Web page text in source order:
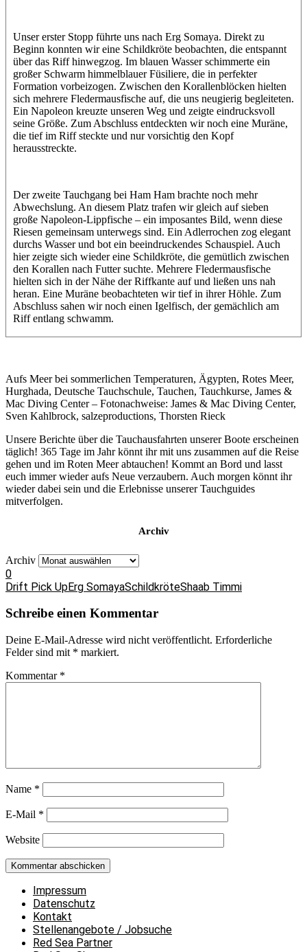
Unser erster Stopp führte uns nach Erg Somaya. Direkt zu
Beginn konnten wir eine Schildkröte beobachten, die entspannt
über das Riff hinwegzog. Im blauen Wasser schimmerte ein
großer Schwarm himmelblauer Füsiliere, die in perfekter
Formation vorbeizogen. Zwischen den Korallenblöcken hielten
sich mehrere Fledermausfische auf, die uns neugierig begleiteten.
Ein Napoleon kreuzte unseren Weg und zeigte eindrucksvoll
seine Größe. Zum Abschluss entdeckten wir noch eine Muräne,
die tief im Riff steckte und nur vorsichtig den Kopf
herausstreckte.
Der zweite Tauchgang bei Ham Ham brachte noch mehr
Abwechslung. An diesem Platz trafen wir gleich auf sieben
große Napoleon-Lippfische – ein imposantes Bild, wenn diese
Riesen gemeinsam unterwegs sind. Ein Adlerrochen zog elegant
durchs Wasser und bot ein beeindruckendes Schauspiel. Auch
hier zeigte sich wieder eine Schildkröte, die gemütlich zwischen
den Korallen nach Futter suchte. Mehrere Fledermausfische
hielten sich in der Nähe der Riffkante auf und ließen uns nah
heran. Eine Muräne beobachteten wir tief in ihrer Höhle. Zum
Abschluss sahen wir noch einen Igelfisch, der gemächlich am
Riff entlang schwamm.
Aufs Meer bei sommerlichen Temperaturen, Ägypten, Rotes Meer,
Hurghada, Deutsche Tauchschule, Tauchen, Tauchkurse, James &
Mac Diving Center – Fotonachweise: James & Mac Diving Center,
Sven Kahlbrock, salzeproductions, Thorsten Rieck
Unsere Berichte über die Tauchausfahrten unserer Boote erscheinen
täglich! 365 Tage im Jahr könnt ihr mit uns zusammen auf die Reise
gehen und im Roten Meer abtauchen! Kommt an Bord und lasst
euch immer wieder aufs Neue verzaubern. Auch morgen könnt ihr
wieder dabei sein und die Erlebnisse unserer Tauchguides
mitverfolgen.
Archiv
Archiv
0
Drift Pick UpErg SomayaSchildkröteShaab Timmi
Schreibe einen Kommentar
Deine E-Mail-Adresse wird nicht veröffentlicht. Erforderliche
Felder sind mit * markiert.
Kommentar *
Name *
E-Mail *
Website
Impressum
Datenschutz
Kontakt
Stellenangebote / Jobsuche
Red Sea Partner